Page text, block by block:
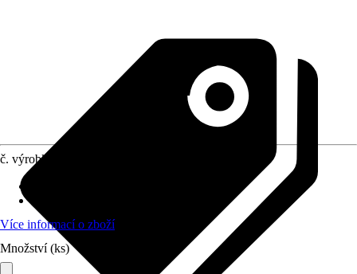
č. výrobku
Více informací o zboží
Množství (ks)